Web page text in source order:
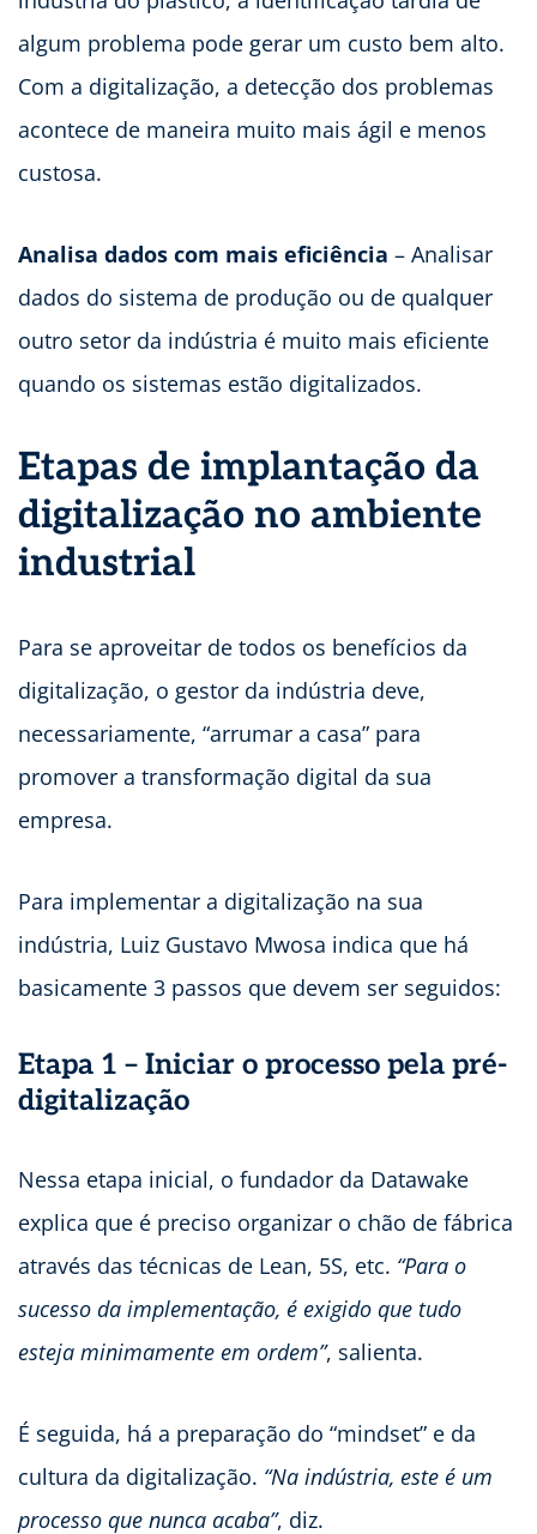
algum problema pode gerar um custo bem alto.
Com a digitalização, a detecção dos problemas
acontece de maneira muito mais ágil e menos
custosa.
Analisa dados com mais eficiência – Analisar
dados do sistema de produção ou de qualquer
outro setor da indústria é muito mais eficiente
quando os sistemas estão digitalizados.
Etapas de implantação da
digitalização no ambiente
industrial
Para se aproveitar de todos os benefícios da
digitalização, o gestor da indústria deve,
necessariamente, “arrumar a casa” para
promover a transformação digital da sua
empresa.
Para implementar a digitalização na sua
indústria, Luiz Gustavo Mwosa indica que há
basicamente 3 passos que devem ser seguidos:
Etapa 1 – Iniciar o processo pela pré-
digitalização
Nessa etapa inicial, o fundador da Datawake
explica que é preciso organizar o chão de fábrica
através das técnicas de Lean, 5S, etc. “Para o
sucesso da implementação, é exigido que tudo
esteja minimamente em ordem”, salienta.
É seguida, há a preparação do “mindset” e da
cultura da digitalização. “Na indústria, este é um
processo que nunca acaba”, diz.